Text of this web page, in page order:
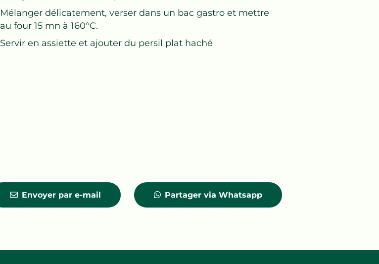
Mélanger délicatement, verser dans un bac gastro et mettre
au four 15 mn à 160°C.
Servir en assiette et ajouter du persil plat haché
Envoyer par e-mail Partager via Whatsapp